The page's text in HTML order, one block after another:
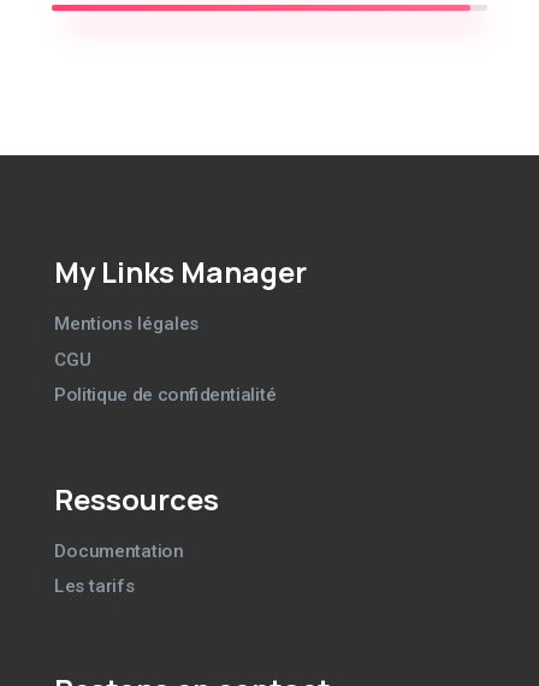
My Links Manager
Mentions légales
CGU
Politique de confidentialité
Ressources
Documentation
Les tarifs